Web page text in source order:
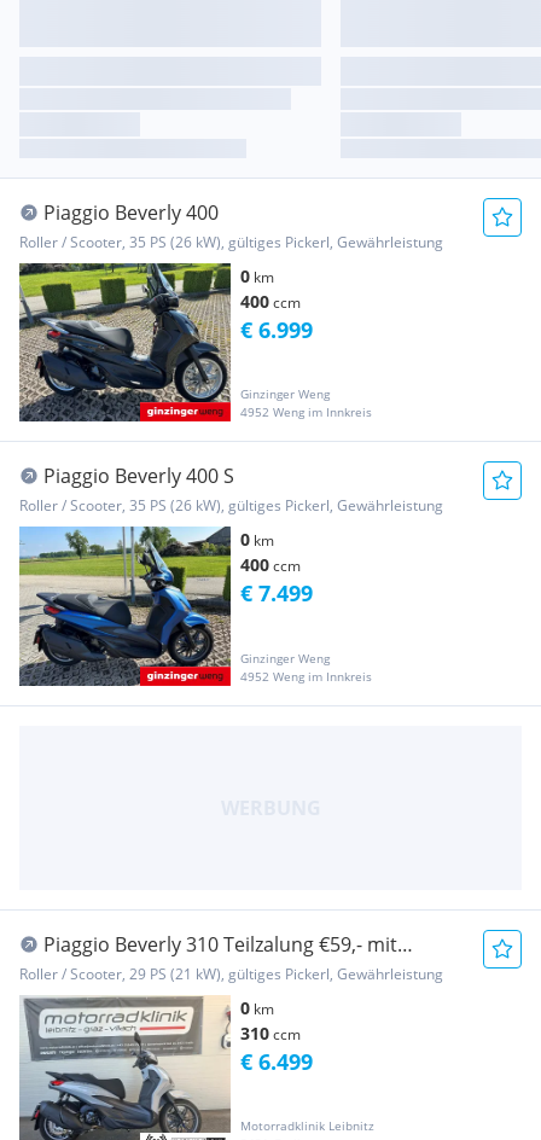
Piaggio Beverly 400
Roller / Scooter, 35 PS (26 kW), gültiges Pickerl, Gewährleistung
0 km
400ccm
Ginzinger Weng
4952 Weng im Innkreis
€ 6.999
Piaggio Beverly 400 S
Roller / Scooter, 35 PS (26 kW), gültiges Pickerl, Gewährleistung
0 km
400ccm
Ginzinger Weng
4952 Weng im Innkreis
€ 7.499
Piaggio Beverly 310 Teilzalung €59,- mit
Garantie Modell S
Roller / Scooter, 29 PS (21 kW), gültiges Pickerl, Gewährleistung
0 km
310ccm
Motorradklinik Leibnitz
€ 6.499